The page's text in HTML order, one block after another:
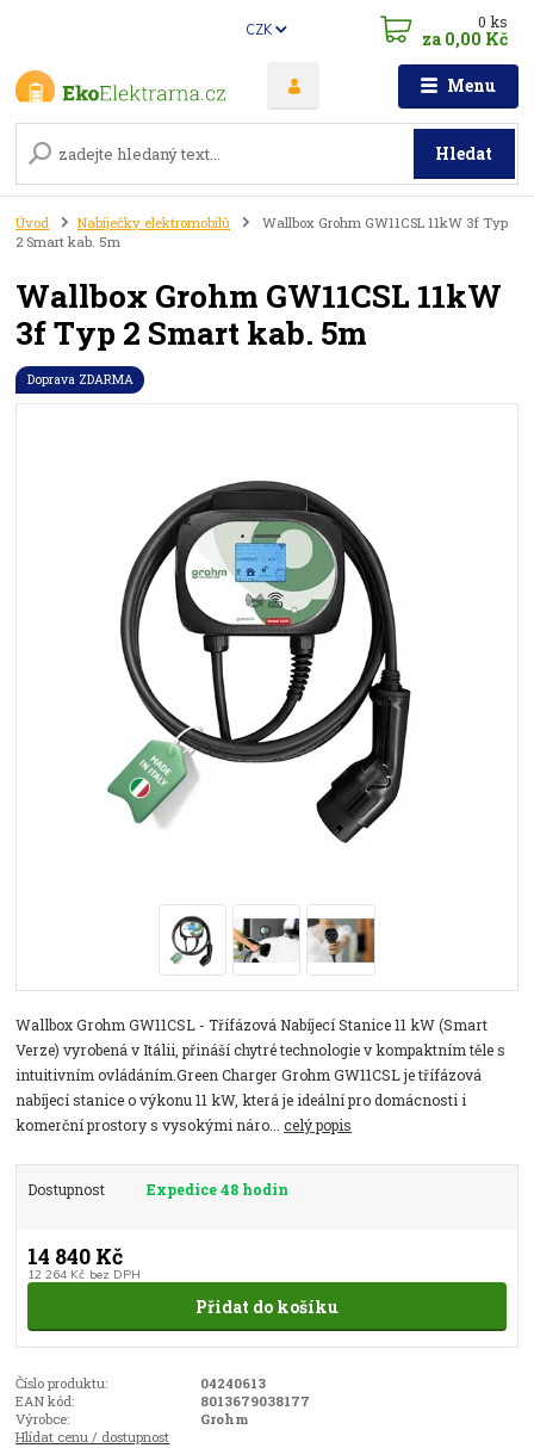
Menu
CZK
Hledat
0ks
za 0,00 Kč
Úvod Nabíječky elektromobilů
Wallbox Grohm GW11CSL 11kW 3f Typ
2 Smart kab. 5m
Wallbox Grohm GW11CSL 11kW
3f Typ 2 Smart kab. 5m
Doprava ZDARMA
Wallbox Grohm GW11CSL - Třífázová Nabíjecí Stanice 11 kW (Smart
Verze) vyrobená v Itálii, přináší chytré technologie v kompaktním těle s
intuitivním ovládáním.Green Charger Grohm GW11CSL je třífázová
nabíjecí stanice o výkonu 11 kW, která je ideální pro domácnosti i
komerční prostory s vysokými náro...celý popis
Dostupnost Expedice 48 hodin
14 840 Kč
12 264 Kč bez DPH
Přidat do košíku
Číslo produktu:
04240613
EAN kód:
8013679038177
Výrobce:
Grohm
Hlídat cenu / dostupnost